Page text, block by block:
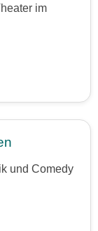
im
und Comedy